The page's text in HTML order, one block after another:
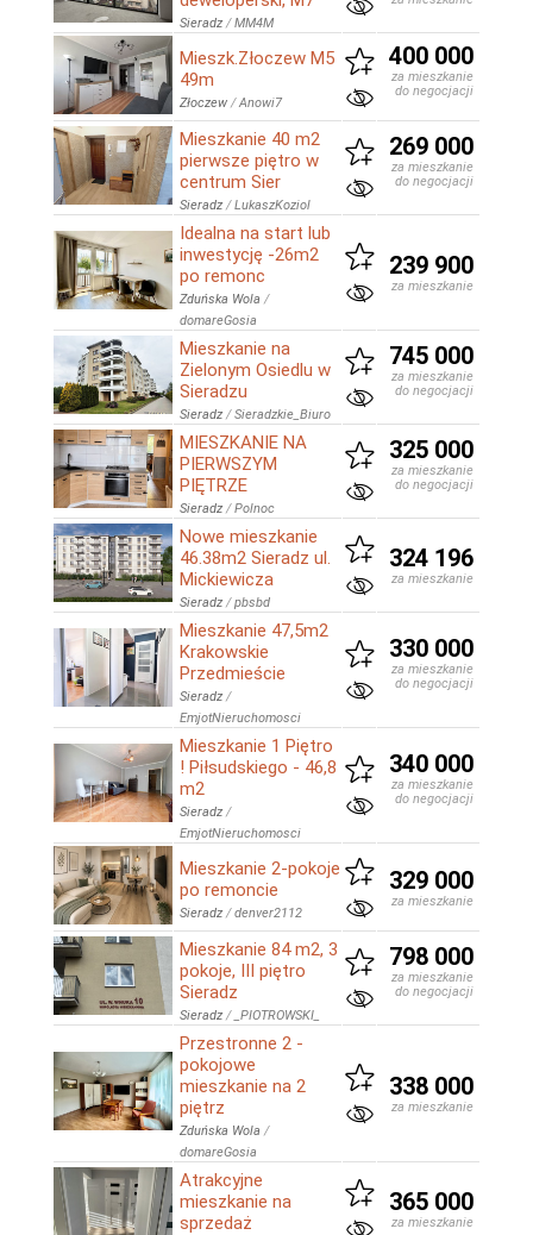
Sieradz /MM4M
Mieszk.Złoczew M5
49m
Złoczew /Anowi7
400 000
za mieszkanie
do negocjacji
Mieszkanie 40 m2
pierwsze piętro w
centrum Sier
Sieradz /LukaszKoziol
269 000
za mieszkanie
do negocjacji
Idealna na start lub
inwestycję -26m2
po remonc
Zduńska Wola /
domareGosia
239 900
za mieszkanie
Mieszkanie na
Zielonym Osiedlu w
Sieradzu
Sieradz /Sieradzkie_Biuro
745 000
za mieszkanie
do negocjacji
MIESZKANIE NA
PIERWSZYM
PIĘTRZE
Sieradz /Polnoc
325 000
za mieszkanie
do negocjacji
Nowe mieszkanie
46.38m2 Sieradz ul.
Mickiewicza
Sieradz /pbsbd
324 196
za mieszkanie
Mieszkanie 47,5m2
Krakowskie
Przedmieście
Sieradz /
EmjotNieruchomosci
330 000
za mieszkanie
do negocjacji
Mieszkanie 1 Piętro
! Piłsudskiego - 46,8
m2
Sieradz /
EmjotNieruchomosci
340 000
za mieszkanie
do negocjacji
Mieszkanie 2-pokoje
po remoncie
Sieradz /denver2112
329 000
za mieszkanie
Mieszkanie 84 m2, 3
pokoje, III piętro
Sieradz
Sieradz / _PIOTROWSKI_
798 000
za mieszkanie
do negocjacji
Przestronne 2 -
pokojowe
mieszkanie na 2
piętrz
Zduńska Wola /
domareGosia
338 000
za mieszkanie
Atrakcyjne
mieszkanie na
sprzedaż
365 000
za mieszkanie